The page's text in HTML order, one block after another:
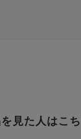
見た人はこ